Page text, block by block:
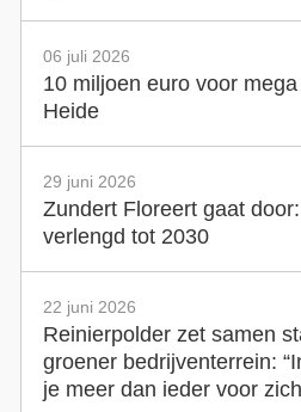
06 juli 2026
10 miljoen euro voor
Heide
29 juni 2026
Zundert Floreert gaat
verlengd tot 2030
22 juni 2026
Reinierpolder zet samen
groener bedrijventerrein:
je meer dan ieder voor